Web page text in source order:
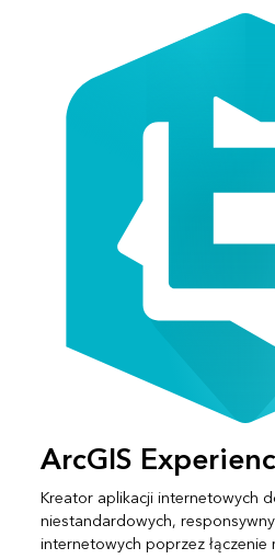
ArcGIS
Kreator aplikacji internetowych
niestandardowych,
internetowych poprzez